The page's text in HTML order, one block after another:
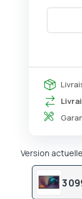
Version
3